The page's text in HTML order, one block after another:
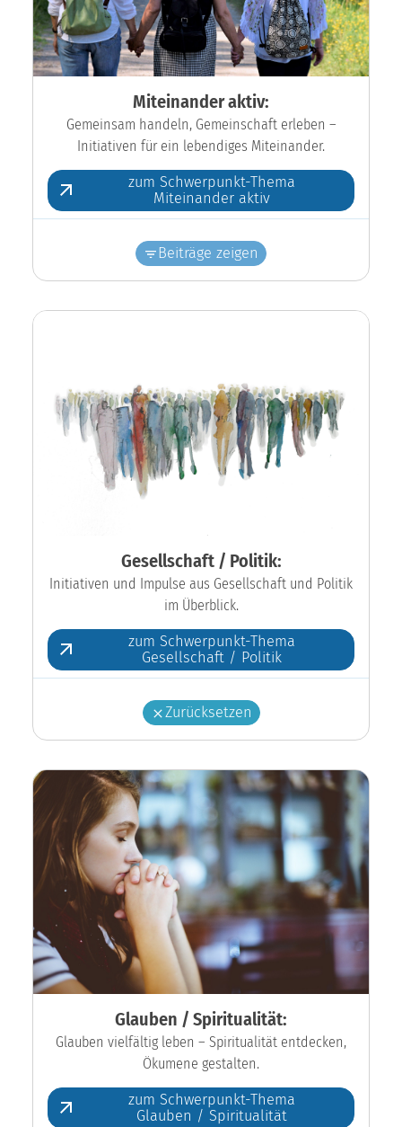
Miteinander aktiv:
Gemeinsam handeln, Gemeinschaft erleben –
Initiativen für ein lebendiges Miteinander.
zum Schwerpunkt-Thema
Miteinander aktiv
Beiträge zeigen
Gesellschaft / Politik:
Initiativen und Impulse aus Gesellschaft und Politik
im Überblick.
zum Schwerpunkt-Thema
Gesellschaft / Politik
Zurücksetzen
Glauben / Spiritualität:
Glauben vielfältig leben – Spiritualität entdecken,
Ökumene gestalten.
zum Schwerpunkt-Thema
Glauben / Spiritualität